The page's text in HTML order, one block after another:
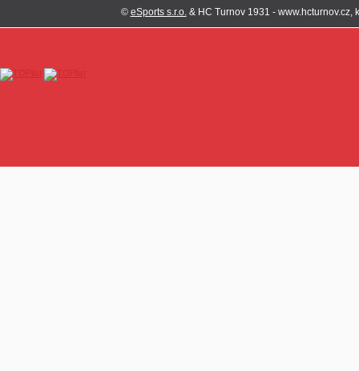
© eSports s.r.o.& HC Turnov 1931 -